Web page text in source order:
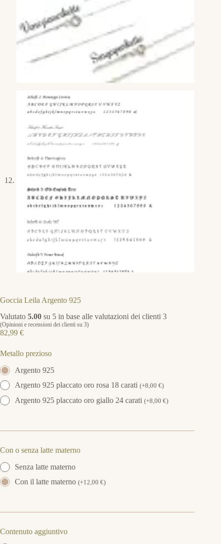
Goccia Leila Argento 925
Valutato 5.00 su 5 in base alle valutazioni dei clienti 3
(Opinioni e recensioni dei clienti su 3)
82,99 €
Metallo prezioso
Argento 925
Argento 925 placcato oro rosa 18 carati (+8,00 €)
Argento 925 placcato oro giallo 24 carati (+8,00 €)
Con o senza latte materno
Senza latte materno
Con il latte materno (+12,00 €)
Contenuto aggiuntivo